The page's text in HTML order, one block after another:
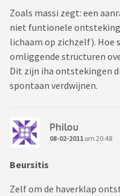
Zoals massi zegt: een
niet funtionele
lichaam op zichzelf). Hoe
omliggende structuren
Dit zijn iha ontstekingen
spontaan verdwijnen.
Philou
08-02-2011 om 20:48
Beursitis
Zelf om de haverklap